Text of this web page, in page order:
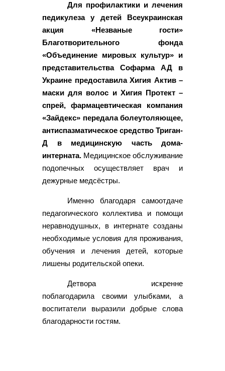
Для профилактики и лечения
педикулеза у детей Всеукраинская
акция «Незваные гости»
Благотворительного фонда
«Объединение мировых культур» и
представительства Софарма АД в
Украине предоставила Хигия Актив –
маски для волос и Хигия Протект –
спрей, фармацевтическая компания
«Зайдекс» передала болеутоляющее,
антиспазматическое средство Триган-
Д в медицинскую часть дома-
интерната. Медицинское обслуживание
подопечных осуществляет врач и
дежурные медсёстры.
Именно благодаря самоотдаче
педагогического коллектива и помощи
неравнодушных, в интернате созданы
необходимые условия для проживания,
обучения и лечения детей, которые
лишены родительской опеки.
Детвора искренне
поблагодарила своими улыбками, а
воспитатели выразили добрые слова
благодарности гостям.